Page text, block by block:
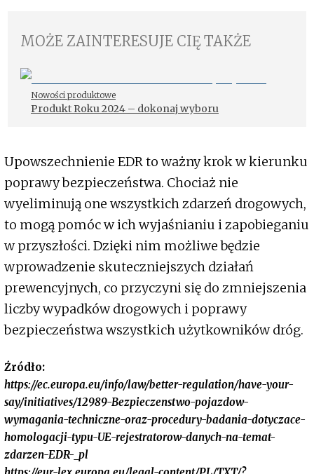
MOŻE ZAINTERESUJE CIĘ TAKŻE
Nowości produktowe
Produkt Roku 2024 – dokonaj wyboru
Upowszechnienie EDR to ważny krok w kierunku
poprawy bezpieczeństwa. Chociaż nie
wyeliminują one wszystkich zdarzeń drogowych,
to mogą pomóc w ich wyjaśnianiu i zapobieganiu
w przyszłości. Dzięki nim możliwe będzie
wprowadzenie skuteczniejszych działań
prewencyjnych, co przyczyni się do zmniejszenia
liczby wypadków drogowych i poprawy
bezpieczeństwa wszystkich użytkowników dróg.
Źródło:
https://ec.europa.eu/info/law/better-regulation/have-your-
say/initiatives/12989-Bezpieczenstwo-pojazdow-
wymagania-techniczne-oraz-procedury-badania-dotyczace-
homologacji-typu-UE-rejestratorow-danych-na-temat-
zdarzen-EDR-_pl